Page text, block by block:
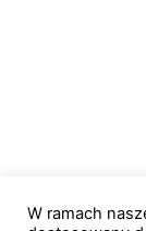
W ramach